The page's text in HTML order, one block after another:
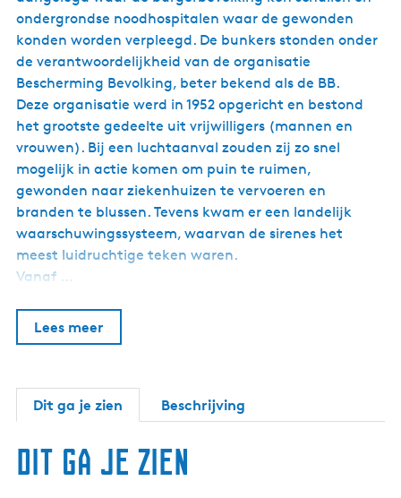
ondergrondse noodhospitalen waar de gewonden
konden worden verpleegd. De bunkers stonden onder
de verantwoordelijkheid van de organisatie
Bescherming Bevolking, beter bekend als de BB.
Deze organisatie werd in 1952 opgericht en bestond
het grootste gedeelte uit vrijwilligers (mannen en
vrouwen). Bij een luchtaanval zouden zij zo snel
mogelijk in actie komen om puin te ruimen,
gewonden naar ziekenhuizen te vervoeren en
branden te blussen. Tevens kwam er een landelijk
waarschuwingssysteem, waarvan de sirenes het
meest luidruchtige teken waren.
Vanaf …
Lees meer
Dit ga je zien Beschrijving
Dit ga je zien